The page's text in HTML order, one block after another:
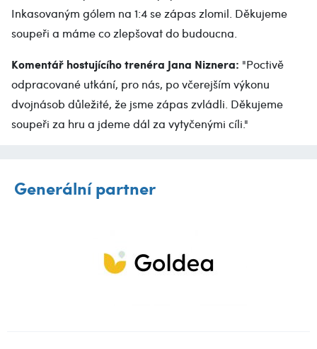
Inkasovaným gólem na 1:4 se zápas zlomil. Děkujeme
soupeři a máme co zlepšovat do budoucna.
Komentář hostujícího trenéra Jana Niznera: "Poctivě
odpracované utkání, pro nás, po včerejším výkonu
dvojnásob důležité, že jsme zápas zvládli. Děkujeme
soupeři za hru a jdeme dál za vytyčenými cíli."
Generální partner